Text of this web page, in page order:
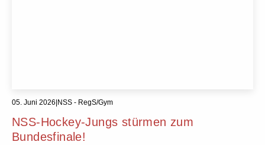
05. Juni 2026 NSS - RegS/Gym
NSS-Hockey-Jungs stürmen zum
Bundesfinale!